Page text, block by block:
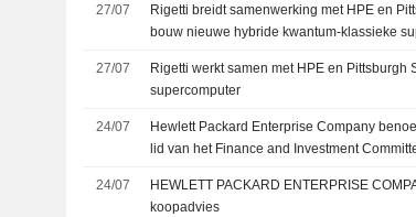
27/07
Rigetti breidt samenwerking met HPE en
bouw nieuwe hybride kwantum-klassieke
27/07
Rigetti werkt samen met HPE en
supercomputer
24/07
Hewlett Packard Enterprise Company
lid van het Finance and Investment
24/07
HEWLETT PACKARD ENTERPRISE COMPANY : Citigroup nog
koopadvies